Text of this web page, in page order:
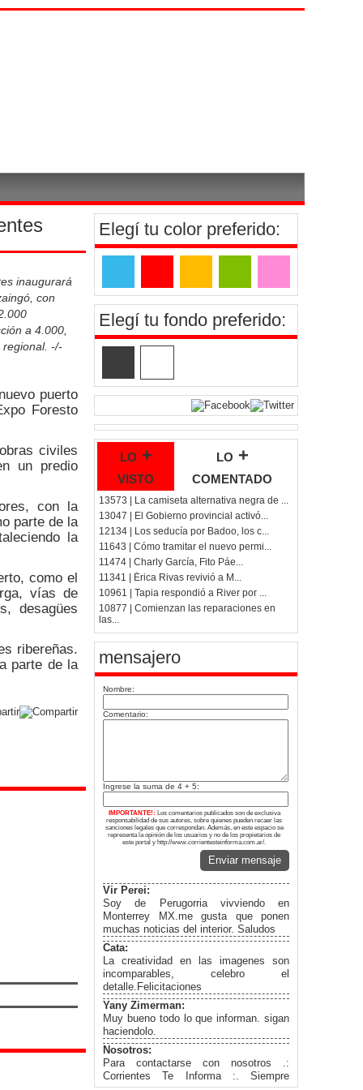
inaugurará
con
a 4.000,
regional. -/-
puerto
Foresto
civiles
un predio
con la
parte de la
la
como el
vías de
desagües
ribereñas.
parte de la
Elegí tu color preferido:
Elegí tu fondo preferido:
lo +
visto
lo +
comentado
13573 | La camiseta alternativa negra de ...
13047 | El Gobierno provincial activó...
12134 | Los seducía por Badoo, los c...
11643 | Cómo tramitar el nuevo permi...
11474 | Charly García, Fito Páe...
11341 | Érica Rivas revivió a M...
10961 | Tapia respondió a River por ...
10877 | Comienzan las reparaciones en
las...
mensajero
Nombre:
Comentario:
Ingrese la suma de 4 + 5:
IMPORTANTE!: Los comentarios publicados son de exclusiva
responsabilidad de sus autores, sobre quienes pueden recaer las
sanciones legales que correspondan. Además, en este espacio se
representa la opinión de los usuarios y no de los propietarios de
este portal y http://www.corrientesteinforma.com.ar/.
Enviar mensaje
Vir Perei:
Soy de Perugorria vivviendo en
Monterrey MX.me gusta que ponen
muchas noticias del interior. Saludos
Cata:
La creatividad en las imagenes son
incomparables, celebro el
detalle.Felicitaciones
Yany Zimerman:
Muy bueno todo lo que informan. sigan
haciendolo.
Nosotros:
Para contactarse con nosotros .:
Corrientes Te Informa :. Siempre